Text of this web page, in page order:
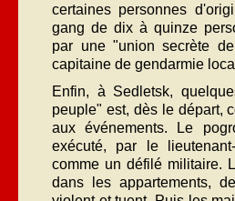
certaines personnes
gang de dix à quinze
par une "union secrète
capitaine de gendarmie
Enfin, à Sedletsk,
peuple" est, dès le départ,
aux événements. Le
exécuté, par le
comme un défilé militaire.
dans les appartements,